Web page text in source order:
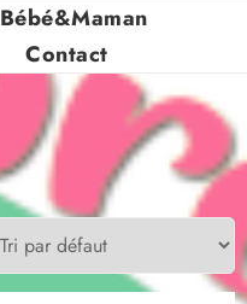
Bébé&Maman
Contact